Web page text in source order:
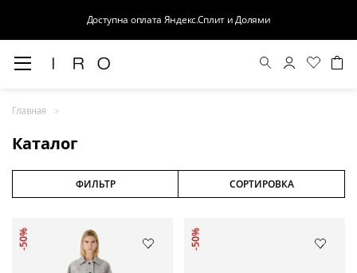
Доступна оплата Яндекс.Сплит и Долями
Главная
Каталог
ФИЛЬТР СОРТИРОВКА
-50% -50%